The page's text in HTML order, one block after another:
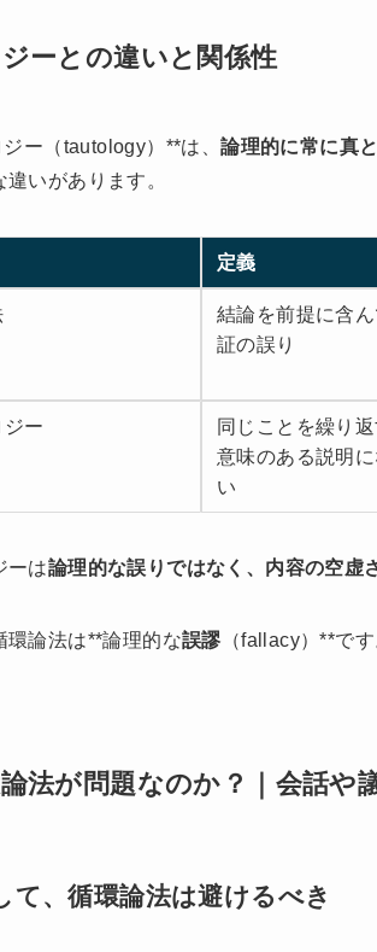
ジーとの違いと関係性
ー（tautology）**は、論理的に常に真
いがあります。
定義
結論を前提に含
証の誤り
ジー
同じことを繰り返
意味のある説明
い
ーは論理的な誤りではなく、内容の空虚
環論法は**論理的な誤謬 （fallacy）**です
法が問題なのか？｜会話や
て、循環論法は避けるべき